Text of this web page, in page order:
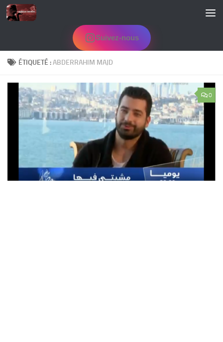
Skip to content
Suivez-nous
ÉTIQUETÉ :ABDERRAHIM MAJD
0